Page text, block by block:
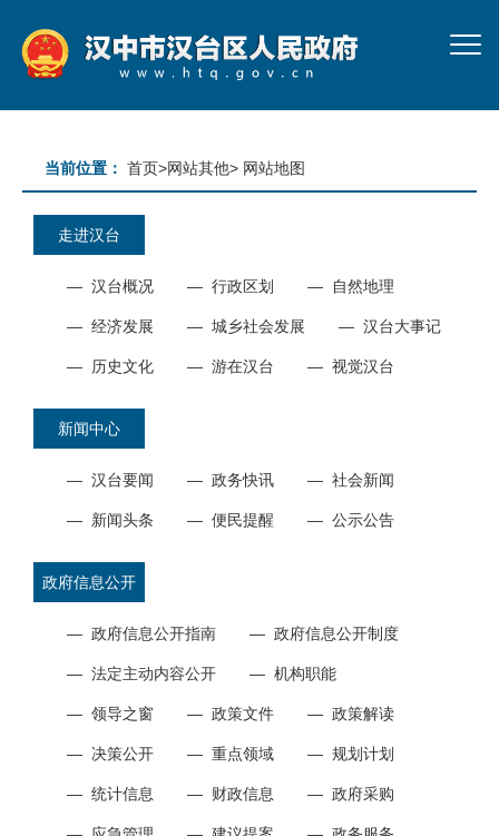
当前位置： 首页>网站其他> 网站地图
走进汉台
— 汉台概况 — 行政区划 — 自然地理
— 经济发展 — 城乡社会发展 — 汉台大事记
— 历史文化 — 游在汉台 — 视觉汉台
新闻中心
— 汉台要闻 — 政务快讯 — 社会新闻
— 新闻头条 — 便民提醒 — 公示公告
政府信息公开
— 政府信息公开指南 — 政府信息公开制度
— 法定主动内容公开 — 机构职能
— 领导之窗 — 政策文件 — 政策解读
— 决策公开 — 重点领域 — 规划计划
— 统计信息 — 财政信息 — 政府采购